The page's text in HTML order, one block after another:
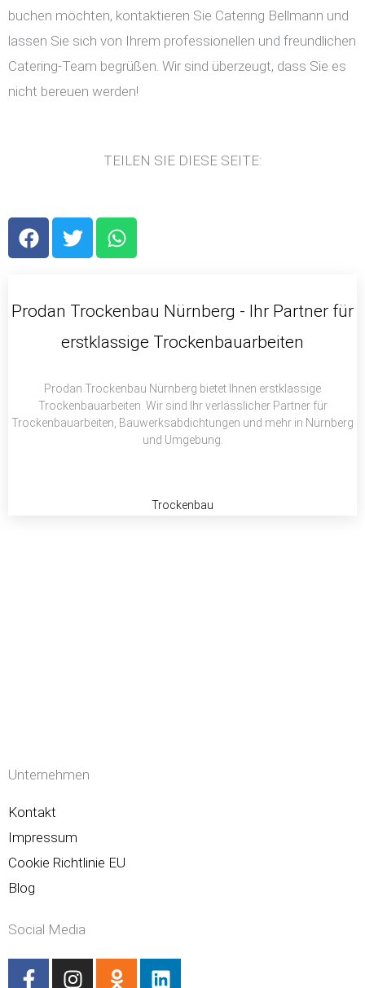
buchen möchten, kontaktieren Sie Catering Bellmann und
lassen Sie sich von Ihrem professionellen und freundlichen
Catering-Team begrüßen. Wir sind überzeugt, dass Sie es
nicht bereuen werden!
TEILEN SIE DIESE SEITE:
F
a
b
T
w
t
r
W
h
s
p
Prodan Trockenbau Nürnberg - Ihr Partner für
erstklassige Trockenbauarbeiten
Prodan Trockenbau Nürnberg bietet Ihnen erstklassige
Trockenbauarbeiten. Wir sind Ihr verlässlicher Partner für
Trockenbauarbeiten, Bauwerksabdichtungen und mehr in Nürnberg
und Umgebung.
Trockenbau
Unternehmen
Kontakt
Impressum
Cookie Richtlinie EU
Blog
Social Media
F
I
O
L